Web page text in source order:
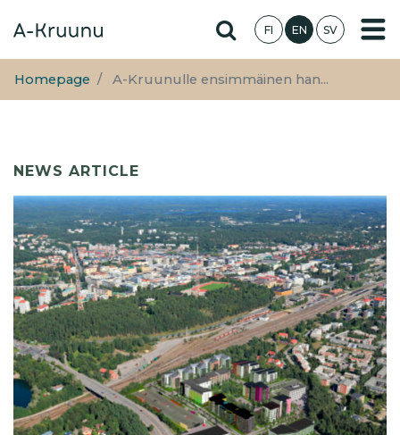
main
content
Hae sivustolta
FI EN SV
Homepage A-Kruunulle ensimmäinen han...
NEWS ARTICLE